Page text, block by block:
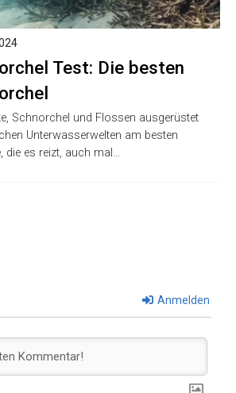
Test: Die besten
Schnorchel und Flossen ausgerüstet
Unterwasserwelten am besten
die es reizt, auch mal…
Anmelden